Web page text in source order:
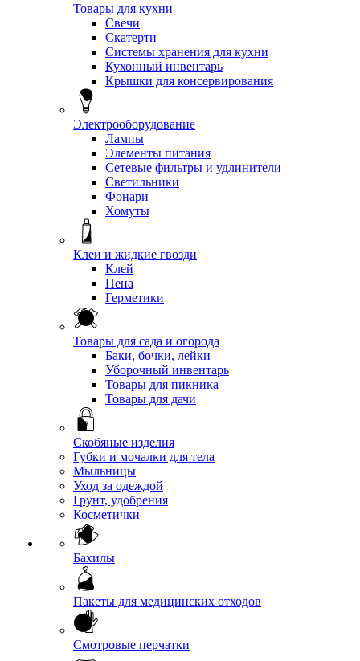
Товары для кухни
Свечи
Скатерти
Системы хранения для кухни
Кухонный инвентарь
Крышки для консервирования
Электрооборудование
Лампы
Элементы питания
Сетевые фильтры и удлинители
Светильники
Фонари
Хомуты
Клеи и жидкие гвозди
Клей
Пена
Герметики
Товары для сада и огорода
Баки, бочки, лейки
Уборочный инвентарь
Товары для пикника
Товары для дачи
Скобяные изделия
Губки и мочалки для тела
Мыльницы
Уход за одеждой
Грунт, удобрения
Косметички
Бахилы
Пакеты для медицинских отходов
Смотровые перчатки